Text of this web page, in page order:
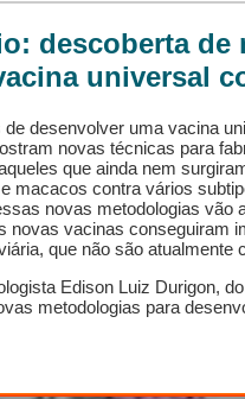
descoberta
universal
desenvolver uma vacina
novas técnicas para
que ainda nem
macacos contra vários
novas metodologias vão
novas vacinas conseguiram
que não são atualmente
Edison Luiz Durigon,
metodologias para